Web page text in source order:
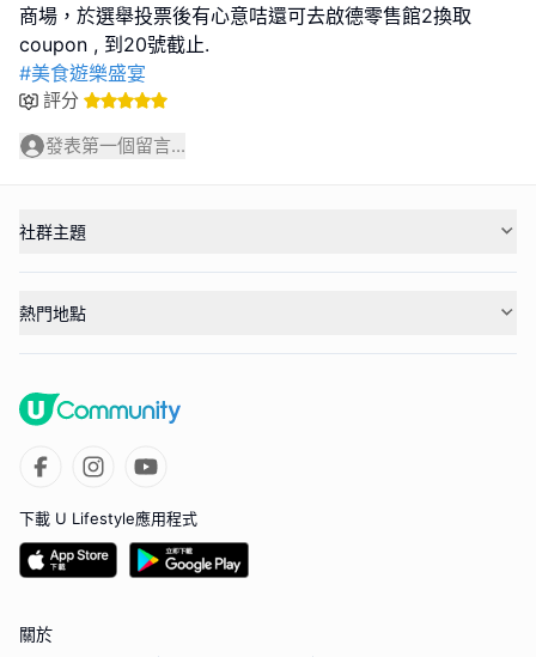
商場，於選舉投票後有心意咭還可去啟德零售館2換取
#美食遊樂盛宴
評分
發表第一個留言...
社群主題
熱門地點
下載 U Lifestyle應用程式
關於